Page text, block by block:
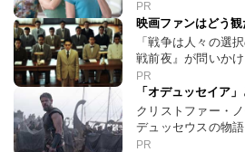
PR
映画ファンはどう観
「戦争は人々の選
戦前夜』が問いか
PR
「オデュッセイア
クリストファー・
デュッセウスの物語
PR